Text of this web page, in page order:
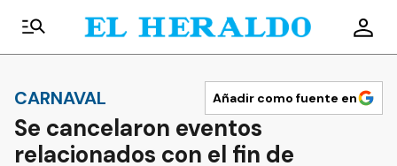
CARNAVAL Añadir como fuente en
Se cancelaron eventos
relacionados con el fin de